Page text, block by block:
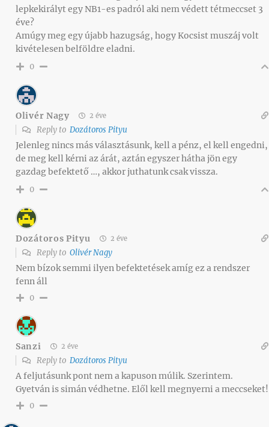
lepkekirályt egy NB1-es padról aki nem védett tétmeccset 3
éve?
Amúgy meg egy újabb hazugság, hogy Kocsist muszáj volt
kivételesen belföldre eladni.
0
Olivér Nagy 2 éve
Reply to Dozátoros Pityu
Jelenleg nincs más választásunk, kell a pénz, el kell engedni,
de meg kell kérni az árát, aztán egyszer hátha jön egy
gazdag befektető …, akkor juthatunk csak vissza.
0
Dozátoros Pityu 2 éve
Reply to Olivér Nagy
Nem bízok semmi ilyen befektetések amíg ez a rendszer
fenn áll
0
Sanzi 2 éve
Reply to Dozátoros Pityu
A feljutásunk pont nem a kapuson múlik. Szerintem.
Gyetván is simán védhetne. Elől kell megnyerni a meccseket!
0